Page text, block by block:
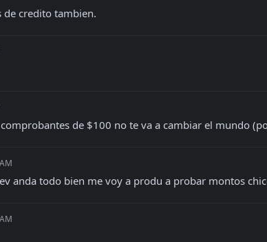
de credito tambien.
de $100 no te va a cambiar el mundo
anda todo bien me voy a produ a probar montos